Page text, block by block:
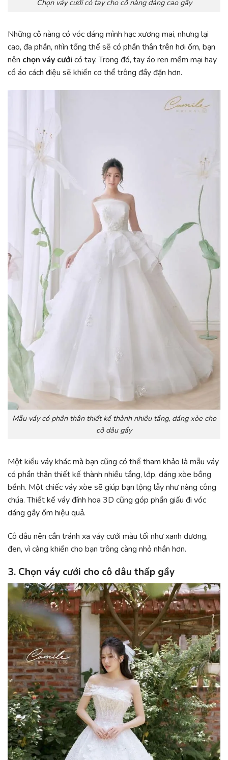
Chọn váy cưới có tay cho cô nàng dáng cao gầy
Những cô nàng có vóc dáng mình hạc xương mai, nhưng lại
cao, đa phần, nhìn tổng thể sẽ có phần thân trên hơi ốm, bạn
nên chọn váy cưới có tay. Trong đó, tay áo ren mềm mại hay
cổ áo cách điệu sẽ khiến cơ thể trông đầy đặn hơn.
Mẫu váy có phần thân thiết kế thành nhiều tầng, dáng xòe cho
cô dâu gầy
Một kiểu váy khác mà bạn cũng có thể tham khảo là mẫu váy
có phần thân thiết kế thành nhiều tầng, lớp, dáng xòe bồng
bềnh. Một chiếc váy xòe sẽ giúp bạn lộng lẫy như nàng công
chúa. Thiết kế váy đính hoa 3D cũng góp phần giấu đi vóc
dáng gầy ốm hiệu quả.
Cô dâu nên cần tránh xa váy cưới màu tối như xanh dương,
đen, vì càng khiến cho bạn trông càng nhỏ nhắn hơn.
3. Chọn váy cưới cho cô dâu thấp gầy